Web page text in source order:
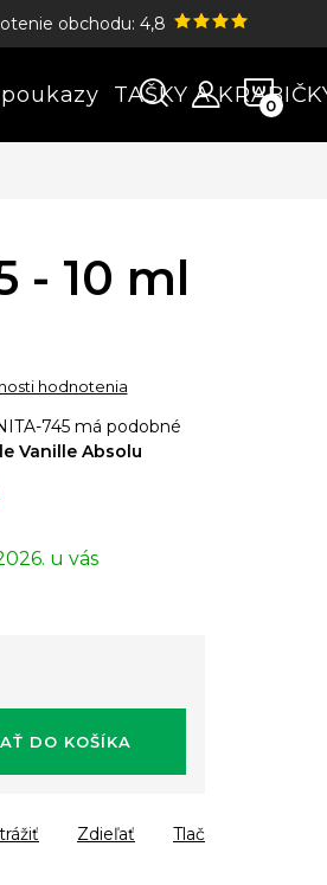
obchodu: 4,8
TAŠKY A
- 10 ml
hodnotenia
745 má podobné
Vanille Absolu
DO KOŠÍKA
Tlač
Zdieľať